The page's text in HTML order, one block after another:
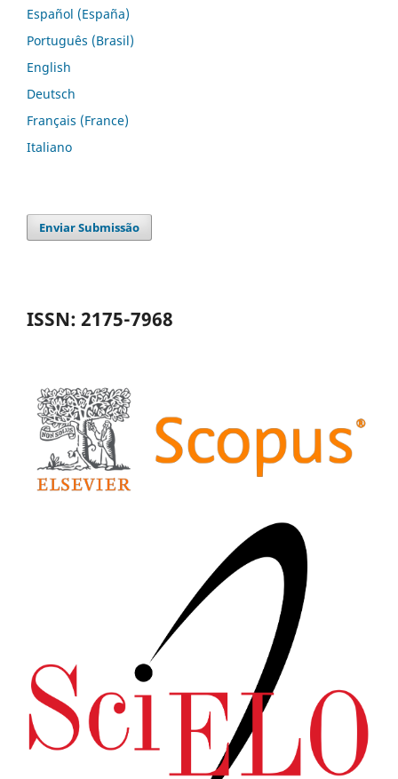
Español (España)
Português (Brasil)
English
Deutsch
Français (France)
Italiano
Enviar Submissão
ISSN: 2175-7968